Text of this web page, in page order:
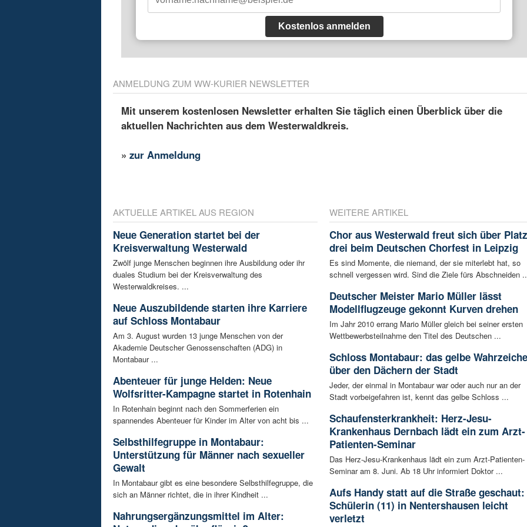
Kostenlos anmelden
ANMELDUNG ZUM WW-KURIER NEWSLETTER
Mit unserem kostenlosen Newsletter erhalten Sie täglich einen Überblick über die
aktuellen Nachrichten aus dem Westerwaldkreis.
»zur Anmeldung
AKTUELLE ARTIKEL AUS REGION
Neue Generation startet bei der
Kreisverwaltung Westerwald
Zwölf junge Menschen beginnen ihre Ausbildung oder ihr
duales Studium bei der Kreisverwaltung des
Westerwaldkreises. ...
Neue Auszubildende starten ihre Karriere
auf Schloss Montabaur
Am 3. August wurden 13 junge Menschen von der
Akademie Deutscher Genossenschaften (ADG) in
Montabaur ...
Abenteuer für junge Helden: Neue
Wolfsritter-Kampagne startet in Rotenhain
In Rotenhain beginnt nach den Sommerferien ein
spannendes Abenteuer für Kinder im Alter von acht bis ...
Selbsthilfegruppe in Montabaur:
Unterstützung für Männer nach sexueller
Gewalt
In Montabaur gibt es eine besondere Selbsthilfegruppe, die
sich an Männer richtet, die in ihrer Kindheit ...
Nahrungsergänzungsmittel im Alter:
WEITERE ARTIKEL
Chor aus Westerwald freut sich über Platz
drei beim Deutschen Chorfest in Leipzig
Es sind Momente, die niemand, der sie miterlebt hat, so
schnell vergessen wird. Sind die Ziele fürs Abschneiden
Deutscher Meister Mario Müller lässt
Modellflugzeuge gekonnt Kurven drehen
Im Jahr 2010 errang Mario Müller gleich bei seiner ersten
Wettbewerbsteilnahme den Titel des Deutschen ...
Schloss Montabaur: das gelbe
über den Dächern der Stadt
Jeder, der einmal in Montabaur war oder auch nur an der
Stadt vorbeigefahren ist, kennt das gelbe Schloss ...
Schaufensterkrankheit: Herz-Jesu-
Krankenhaus Dernbach lädt ein zum Arzt-
Patienten-Seminar
Das Herz-Jesu-Krankenhaus lädt ein zum Arzt-Patienten-
Seminar am 8. Juni. Ab 18 Uhr informiert Doktor ...
Aufs Handy statt auf die Straße geschaut:
Schülerin (11) in Nentershausen leicht
verletzt